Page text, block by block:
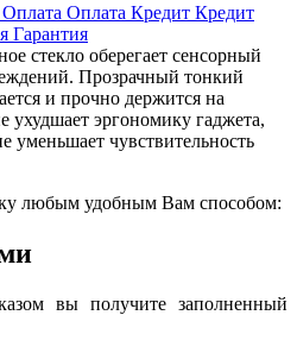
Оплата Оплата Кредит Кредит
Гарантия
стекло оберегает сенсорный
Прозрачный тонкий
и прочно держится на
ухудшает эргономику гаджета,
уменьшает чувствительность
любым удобным Вам способом:
вы получите заполненный